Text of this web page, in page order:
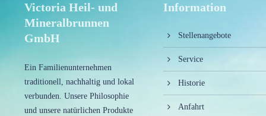
Victoria Heil- und
Mineralbrunnen
GmbH
Ein Familienunternehmen
traditionell, nachhaltig und lokal
verbunden. Unsere Philosophie
und unsere natürlichen Produkte
Information
Stellenangebote
Service
Historie
Anfahrt